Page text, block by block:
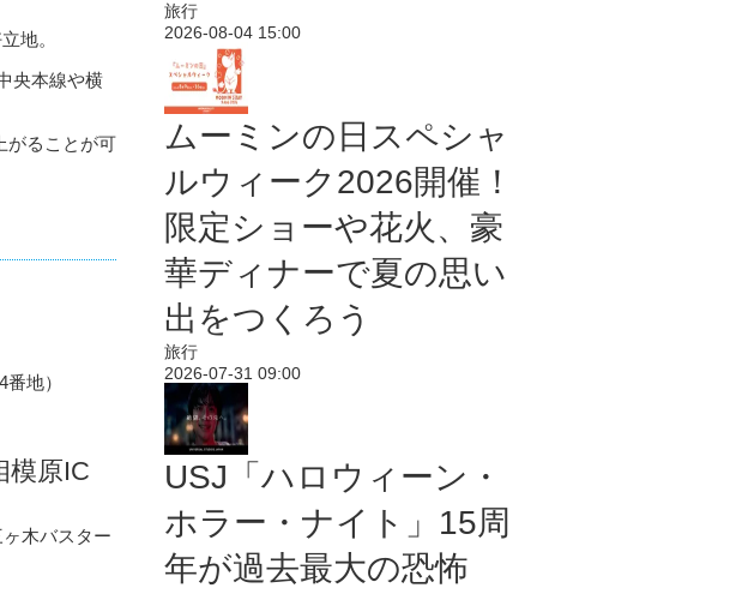
地。
央本線や横
がることが可
地）
模原IC
木バスター
旅行
2026-08-04 15:00
ムーミンの日スペシャ
ルウィーク2026開催！
限定ショーや花火、豪
華ディナーで夏の思い
出をつくろう
旅行
2026-07-31 09:00
USJ「ハロウィーン・
ホラー・ナイト」15周
年が過去最大の恐怖